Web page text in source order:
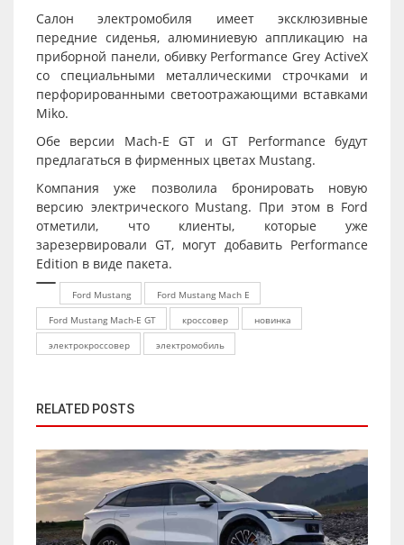
Салон электромобиля имеет эксклюзивные
передние сиденья, алюминиевую аппликацию на
приборной панели, обивку Performance Grey ActiveX
со специальными металлическими строчками и
перфорированными светоотражающими вставками
Miko.
Обе версии Mach-E GT и GT Performance будут
предлагаться в фирменных цветах Mustang.
Компания уже позволила бронировать новую
версию электрического Mustang. При этом в Ford
отметили, что клиенты, которые уже
зарезервировали GT, могут добавить Performance
Edition в виде пакета.
Ford Mustang
Ford Mustang Mach E
Ford Mustang Mach-E GT
кроссовер
новинка
электрокроссовер
электромобиль
RELATED POSTS